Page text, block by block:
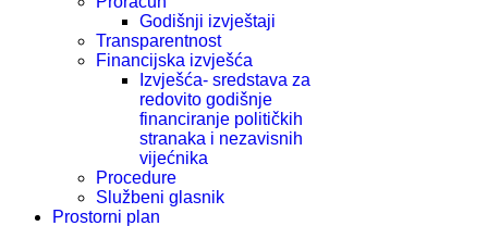
Godišnji izvještaji
Transparentnost
Financijska izvješća
Izvješća- sredstava za
redovito godišnje
financiranje političkih
stranaka i nezavisnih
vijećnika
Procedure
Službeni glasnik
Prostorni plan